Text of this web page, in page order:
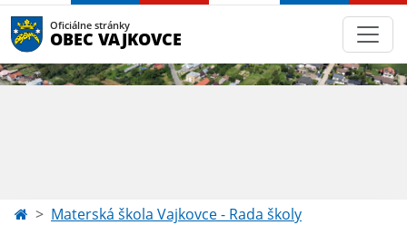
Oficiálne stránky
OBEC VAJKOVCE
Materská škola Vajkovce - Rada školy